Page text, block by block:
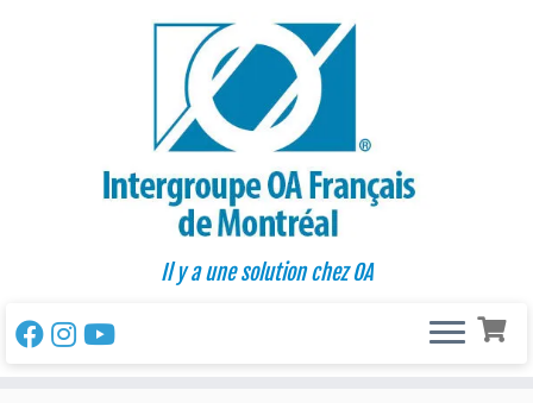
Il y a une solution chez OA